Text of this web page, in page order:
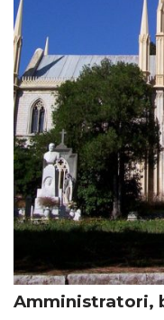
Amministratori,